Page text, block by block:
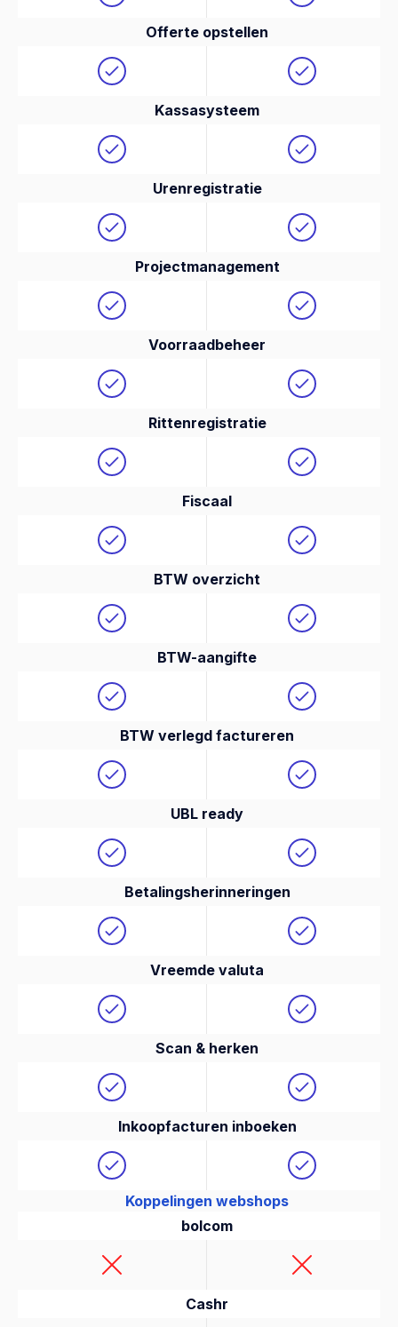
Offerte opstellen
Kassasysteem
Urenregistratie
Projectmanagement
Voorraadbeheer
Rittenregistratie
Fiscaal
BTW overzicht
BTW-aangifte
BTW verlegd factureren
UBL ready
Betalingsherinneringen
Vreemde valuta
Scan & herken
Inkoopfacturen inboeken
Koppelingen webshops
bolcom
Cashr